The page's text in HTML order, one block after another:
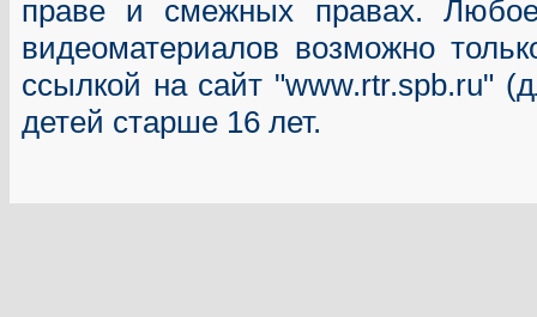
праве и смежных правах.
видеоматериалов возможно
ссылкой на сайт "www.rtr.spb.ru"
детей старше 16 лет.